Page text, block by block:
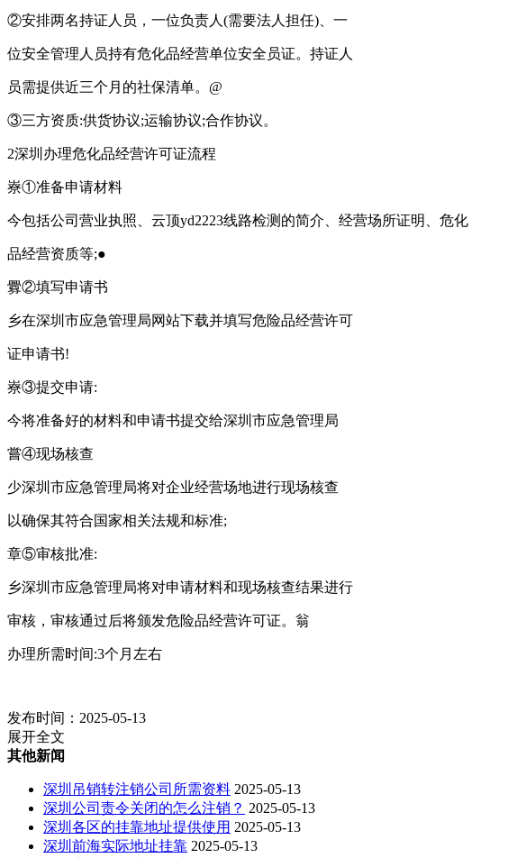
②安排两名持证人员，一位负责人(需要法人担任)、一
位安全管理人员持有危化品经营单位安全员证。持证人
员需提供近三个月的社保清单。@
③三方资质:供货协议;运输协议;合作协议。
2深圳办理危化品经营许可证流程
嶚①准备申请材料
今包括公司营业执照、云顶yd2223线路检测的简介、经营场所证明、危化
品经营资质等;●
釁②填写申请书
乡在深圳市应急管理局网站下载并填写危险品经营许可
证申请书!
嶚③提交申请:
今将准备好的材料和申请书提交给深圳市应急管理局
嘗④现场核查
少深圳市应急管理局将对企业经营场地进行现场核查
以确保其符合国家相关法规和标准;
章⑤审核批准:
乡深圳市应急管理局将对申请材料和现场核查结果进行
审核，审核通过后将颁发危险品经营许可证。翁
办理所需时间:3个月左右
发布时间：2025-05-13
展开全文
其他新闻
深圳吊销转注销公司所需资料 2025-05-13
深圳公司责令关闭的怎么注销？ 2025-05-13
深圳各区的挂靠地址提供使用 2025-05-13
深圳前海实际地址挂靠 2025-05-13